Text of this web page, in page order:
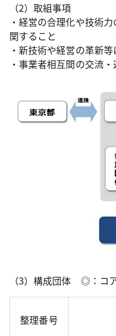
（2）取組事項
・経営の合理化や技術
関すること
・新技術や経営の革新
・事業者相互間の交流
（3）構成団体 ◎：コ
整理番号